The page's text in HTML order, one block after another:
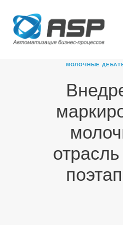
МОЛОЧНЫЕ
ГЛАВНАЯ
О КОМПАНИИ
НОВОСТИ
КАРЬЕРА
ПАРТНЕРЫ
КОНТАКТЫ